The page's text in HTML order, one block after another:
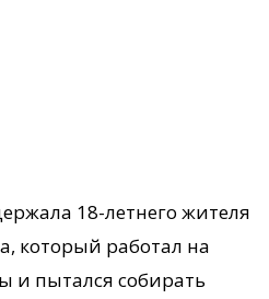
18-летнего жителя
который работал на
и пытался собирать